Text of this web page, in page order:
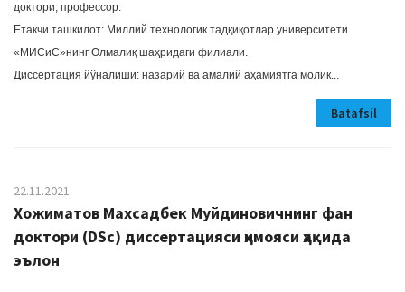
доктори, профессор.
Етакчи ташкилот: Миллий технологик тадқиқотлар университети
«МИСиС»нинг Олмалиқ шаҳридаги филиали.
Диссертация йўналиши: назарий ва амалий аҳамиятга молик...
Batafsil
22.11.2021
Хожиматов Махсадбек Муйдиновичнинг фан
доктори (DSc) диссертацияси ҳимояси ҳақида
эълон